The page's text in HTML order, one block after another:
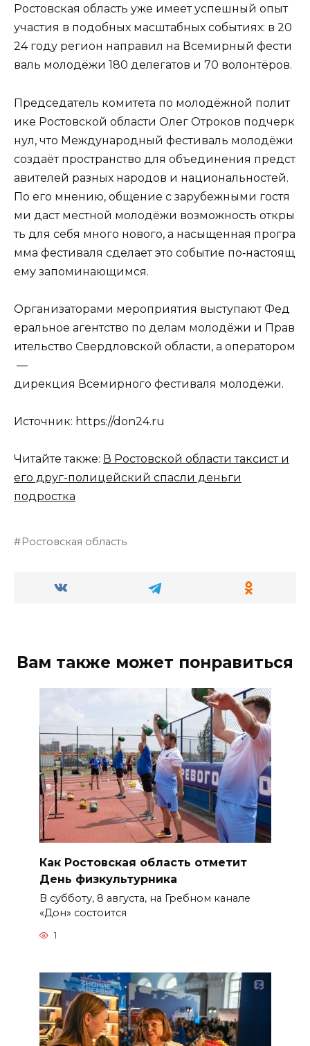
Ростовская область уже имеет успешный опыт
участия в подобных масштабных событиях: в 20
24 году регион направил на Всемирный фести
валь молодёжи 180 делегатов и 70 волонтёров.
Председатель комитета по молодёжной полит
ике Ростовской области Олег Отроков подчерк
нул, что Международный фестиваль молодёжи
создаёт пространство для объединения предст
авителей разных народов и национальностей.
По его мнению, общение с зарубежными гостя
ми даст местной молодёжи возможность откры
ть для себя много нового, а насыщенная програ
мма фестиваля сделает это событие по‑настоящ
ему запоминающимся.
Организаторами мероприятия выступают Фед
еральное агентство по делам молодёжи и Прав
ительство Свердловской области, а оператором
—
дирекция Всемирного фестиваля молодёжи.
Источник: https://don24.ru
Читайте также: В Ростовской области таксист и
его друг-полицейский спасли деньги
подростка
Ростовская область
Вам также может понравиться
Как Ростовская область отметит
День физкультурника
В субботу, 8 августа, на Гребном канале
«Дон» состоится
1